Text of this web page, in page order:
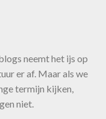
neemt het ijs op
er af. Maar als we
termijn kijken,
niet.